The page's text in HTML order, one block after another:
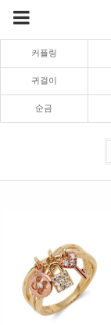
커플링
귀걸이
순금